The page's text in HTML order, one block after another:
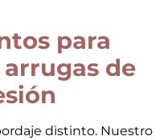
para
de
distinto. Nuestro